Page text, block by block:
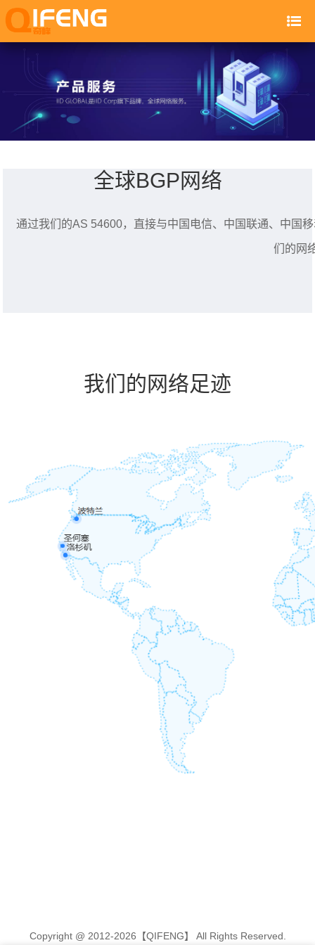
全球BGP网络
通过我们的AS 54600，直接与中国电信、中国联通、中国
们的网
我们的网络足迹
Copyright @ 2012-2026【QIFENG】 All Rights Reserved.